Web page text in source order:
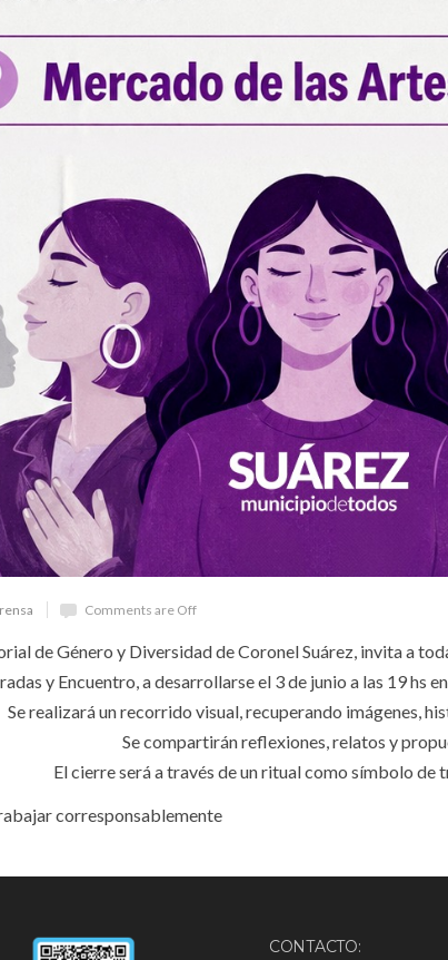
Comments are Off
de Género y Diversidad de Coronel Suárez, invita a
y Encuentro, a desarrollarse el 3 de junio a las 19 hs
Se realizará un recorrido visual, recuperando imágenes,
Se compartirán reflexiones, relatos y
El cierre será a través de un ritual como símbolo de
corresponsablemente
CONTACTO: